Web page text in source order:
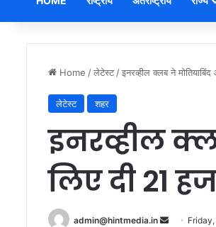
Home /लेटेस्ट /इनरव्हील क्लब ने
लेटेस्ट शहर
इनरव्हील
लिए दी 21
admin@hintmedia.in
Send